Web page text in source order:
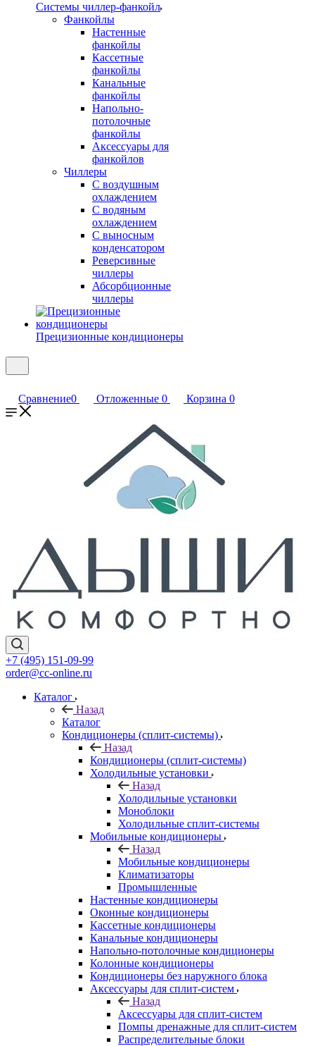
Системы чиллер-фанкойл
Фанкойлы
Настенные
фанкойлы
Кассетные
фанкойлы
Канальные
фанкойлы
Напольно-
потолочные
фанкойлы
Аксессуары для
фанкойлов
Чиллеры
С воздушным
охлаждением
С водяным
охлаждением
С выносным
конденсатором
Реверсивные
чиллеры
Абсорбционные
чиллеры
Прецизионные кондиционеры
Сравнение0 Отложенные 0 Корзина 0
+7 (495) 151-09-99
order@cc-online.ru
Каталог
Назад
Каталог
Кондиционеры (сплит-системы)
Назад
Кондиционеры (сплит-системы)
Холодильные установки
Назад
Холодильные установки
Моноблоки
Холодильные сплит-системы
Мобильные кондиционеры
Назад
Мобильные кондиционеры
Климатизаторы
Промышленные
Настенные кондиционеры
Оконные кондиционеры
Кассетные кондиционеры
Канальные кондиционеры
Напольно-потолочные кондиционеры
Колонные кондиционеры
Кондиционеры без наружного блока
Аксессуары для сплит-систем
Назад
Аксессуары для сплит-систем
Помпы дренажные для сплит-систем
Распределительные блоки